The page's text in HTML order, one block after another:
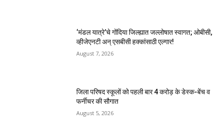
‘मंडल यात्रे’चे गोंदिया जिल्ह्यात जल्लोषात स्वागत; ओबीसी,
व्हीजेएनटी अन् एसबीसी हक्कांसाठी एल्गार!
August 7, 2026
जिला परिषद स्कूलों को पहली बार 4 करोड़ के डेस्क-बेंच व
फर्नीचर की सौगात
August 5, 2026